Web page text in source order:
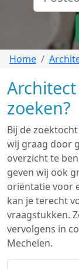
Home
zoeken?
Bij de
wij graag door
overzicht te
geven wij ook
oriëntatie voor
kan je terecht
vraagstukken.
vervolgens in
Mechelen.